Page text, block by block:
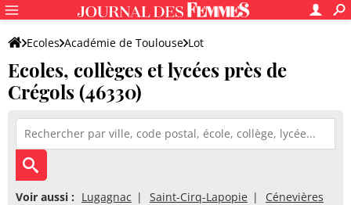
Ecoles Académie de Toulouse Lot
Ecoles, collèges et lycées près de
Crégols (46330)
Voir aussi : Lugagnac Saint-Cirq-Lapopie Cénevières